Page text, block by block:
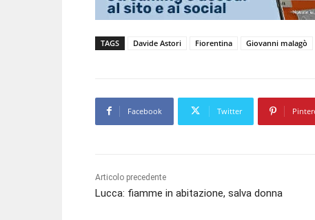
TAGS Davide Astori Fiorentina Giovanni malagò
Facebook Twitter
Articolo precedente
Lucca: fiamme in abitazione, salva donna